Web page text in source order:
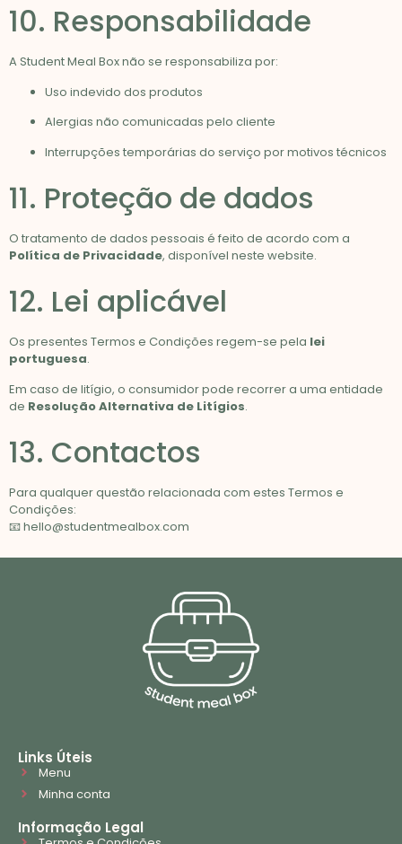
10. Responsabilidade
A Student Meal Box não se responsabiliza por:
Uso indevido dos produtos
Alergias não comunicadas pelo cliente
Interrupções temporárias do serviço por motivos técnicos
11. Proteção de dados
O tratamento de dados pessoais é feito de acordo com a
Política de Privacidade, disponível neste website.
12. Lei aplicável
Os presentes Termos e Condições regem-se pela lei
portuguesa.
Em caso de litígio, o consumidor pode recorrer a uma entidade
de Resolução Alternativa de Litígios.
13. Contactos
Para qualquer questão relacionada com estes Termos e
Condições:
📧hello@studentmealbox.com
Links Úteis
Menu
Minha conta
Informação Legal